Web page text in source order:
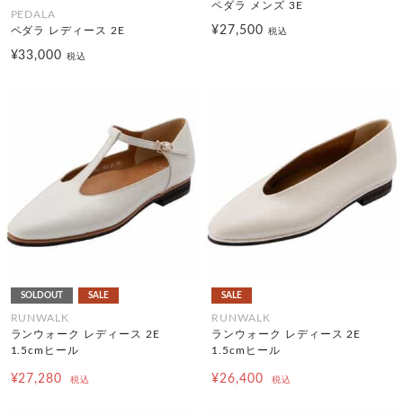
PEDALA
ペダラ レディース 2E
¥33,000税込
ペダラ メンズ 3E
¥27,500 税込
SOLDOUT SALE
RUNWALK
ランウォーク レディース 2E
1.5cmヒール
¥27,280 税込
SALE
RUNWALK
ランウォーク レディース 2E
1.5cmヒール
¥26,400 税込